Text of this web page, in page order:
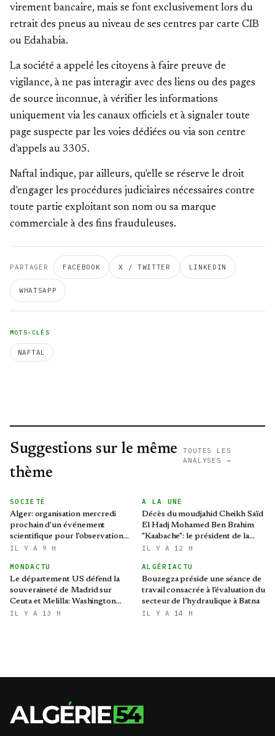
virement bancaire, mais se font exclusivement lors du
retrait des pneus au niveau de ses centres par carte CIB
ou Edahabia.
La société a appelé les citoyens à faire preuve de
vigilance, à ne pas interagir avec des liens ou des pages
de source inconnue, à vérifier les informations
uniquement via les canaux officiels et à signaler toute
page suspecte par les voies dédiées ou via son centre
d'appels au 3305.
Naftal indique, par ailleurs, qu'elle se réserve le droit
d'engager les procédures judiciaires nécessaires contre
toute partie exploitant son nom ou sa marque
commerciale à des fins frauduleuses.
PARTAGER FACEBOOK X / TWITTER LINKEDIN
WHATSAPP
MOTS-CLÉS
NAFTAL
Suggestions sur le même
thème
TOUTES LES
ANALYSES →
SOCIETÉ
Alger: organisation mercredi
prochain d'un événement
scientifique pour l'observation
de l'éclipse solaire partielle
IL Y A 9 H
A LA UNE
Décès du moudjahid Cheikh Saïd
El Hadj Mohamed Ben Brahim
"Kaabache": le président de la
République présente ses
IL Y A 12 H
MONDACTU
Le département US défend la
souveraineté de Madrid sur
Ceuta et Melilla: Washington
refroidit les ambitions
IL Y A 13 H
ALGÉRIACTU
Bouzegza préside une séance de
travail consacrée à l'évaluation du
secteur de l’hydraulique à Batna
IL Y A 14 H